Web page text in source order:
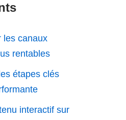
les canaux
rentables
étapes clés
interactif sur